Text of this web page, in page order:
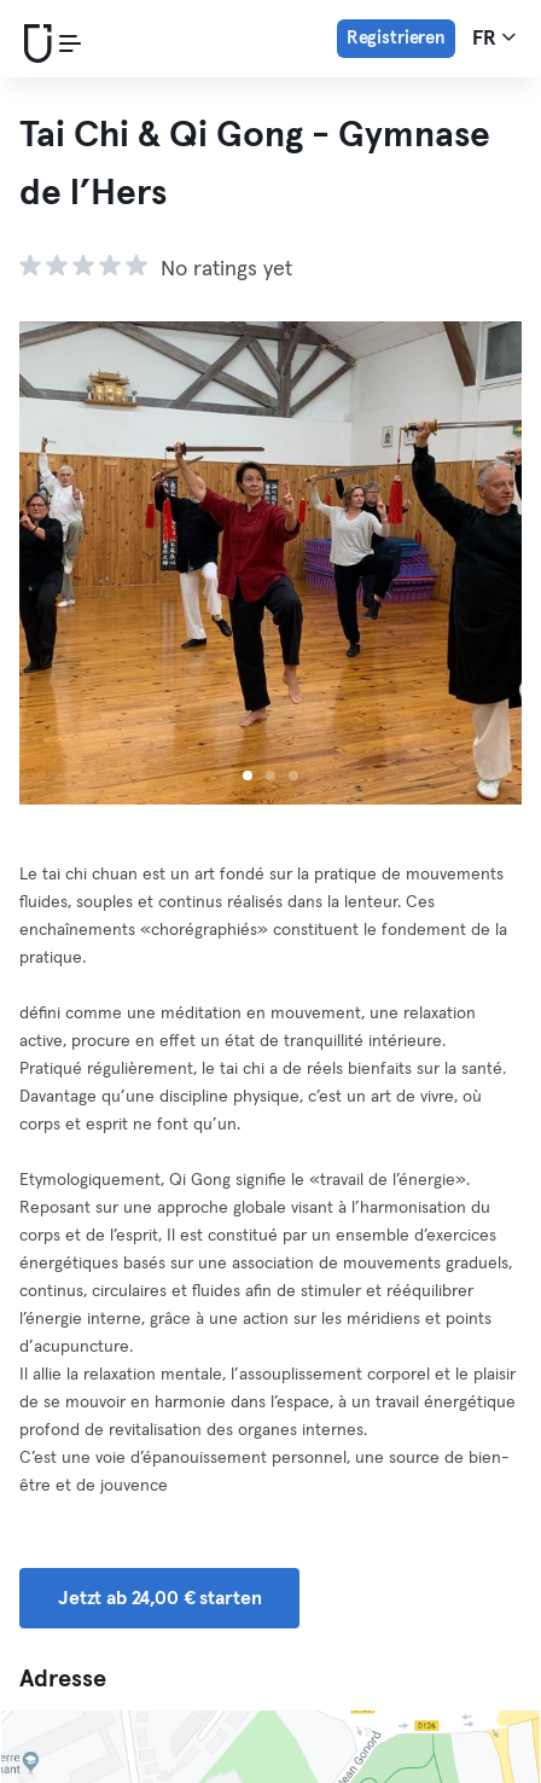
Registrieren FR
Tai Chi & Qi Gong - Gymnase
de l’Hers
No ratings yet
Le tai chi chuan est un art fondé sur la pratique de mouvements
fluides, souples et continus réalisés dans la lenteur. Ces
enchaînements «chorégraphiés» constituent le fondement de la
pratique.
défini comme une méditation en mouvement, une relaxation
active, procure en effet un état de tranquillité intérieure.
Pratiqué régulièrement, le tai chi a de réels bienfaits sur la santé.
Davantage qu’une discipline physique, c’est un art de vivre, où
corps et esprit ne font qu’un.
Etymologiquement, Qi Gong signifie le «travail de l’énergie».
Reposant sur une approche globale visant à l’harmonisation du
corps et de l’esprit, Il est constitué par un ensemble d’exercices
énergétiques basés sur une association de mouvements graduels,
continus, circulaires et fluides afin de stimuler et rééquilibrer
l’énergie interne, grâce à une action sur les méridiens et points
d’acupuncture.
Il allie la relaxation mentale, l’assouplissement corporel et le plaisir
de se mouvoir en harmonie dans l’espace, à un travail énergétique
profond de revitalisation des organes internes.
C’est une voie d’épanouissement personnel, une source de bien-
être et de jouvence
Jetzt ab 24,00 € starten
Adresse